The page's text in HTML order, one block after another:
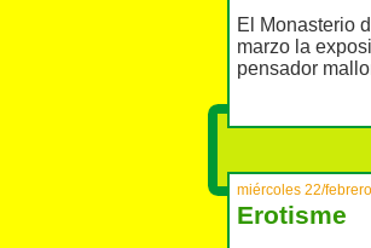
El Monasterio
marzo la
pensador
miércoles 22/
Erotisme